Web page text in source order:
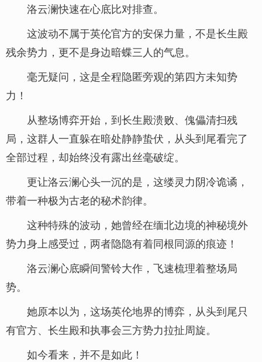
洛云澜快速在心底比对排查。
这波动不属于英伦官方的安保力量，不是长生殿
残余势力，更不是身边暗蝶三人的气息。
毫无疑问，这是全程隐匿旁观的第四方未知势
力！
从整场博弈开始，到长生殿溃败、傀儡清扫残
局，这群人一直躲在暗处静静蛰伏，从头到尾看完了
全部过程，却始终没有露出丝毫破绽。
更让洛云澜心头一沉的是，这缕灵力阴冷诡谲，
带着一种极为古老的秘术韵律。
这种特殊的波动，她曾经在缅北边境的神秘境外
势力身上感受过，两者隐隐有着同根同源的痕迹！
洛云澜心底瞬间警铃大作，飞速梳理着整场局
势。
她原本以为，这场英伦地界的博弈，从头到尾只
有官方、长生殿和执事会三方势力拉扯周旋。
如今看来，并不是如此！